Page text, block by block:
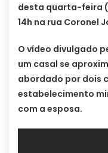
desta quarta-feira
14h na rua Coronel
O vídeo divulgado
um casal se
abordado por dois
estabelecimento
com a esposa.